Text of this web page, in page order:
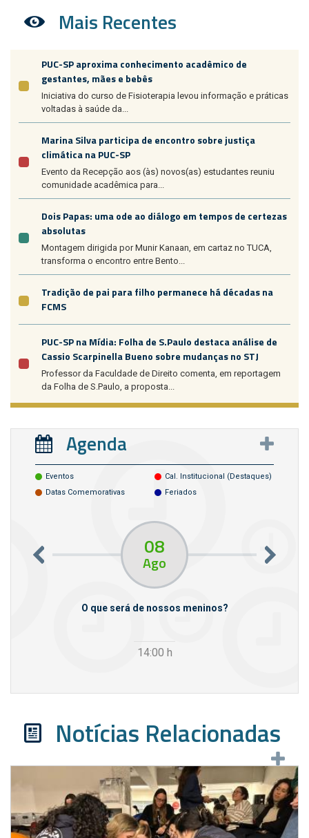
Mais Recentes
PUC-SP aproxima conhecimento acadêmico de
gestantes, mães e bebês
Iniciativa do curso de Fisioterapia levou informação e práticas
voltadas à saúde da...
Marina Silva participa de encontro sobre justiça
climática na PUC-SP
Evento da Recepção aos (às) novos(as) estudantes reuniu
comunidade acadêmica para...
Dois Papas: uma ode ao diálogo em tempos de certezas
absolutas
Montagem dirigida por Munir Kanaan, em cartaz no TUCA,
transforma o encontro entre Bento...
Tradição de pai para filho permanece há décadas na
FCMS
PUC-SP na Mídia: Folha de S.Paulo destaca análise de
Cassio Scarpinella Bueno sobre mudanças no STJ
Professor da Faculdade de Direito comenta, em reportagem
da Folha de S.Paulo, a proposta...
Agenda
Eventos
Cal. Institucional (destaques)
Datas Comemorativas
Feriados
08
Ago
O que será de nossos meninos?
14:00 h
Notícias Relacionadas